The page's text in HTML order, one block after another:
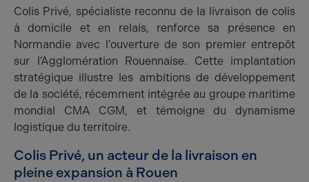
Colis Privé, spécialiste reconnu de la livraison de colis
à domicile et en relais, renforce sa présence en
Normandie avec l’ouverture de son premier entrepôt
sur l’Agglomération Rouennaise. Cette implantation
stratégique illustre les ambitions de développement
de la société, récemment intégrée au groupe maritime
mondial CMA CGM, et témoigne du dynamisme
logistique du territoire.
Colis Privé, un acteur de la livraison en
pleine expansion à Rouen